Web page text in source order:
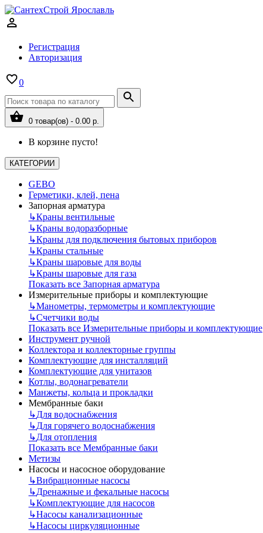
Регистрация
Авторизация
0
0 товар(ов) - 0.00 р.
В корзине пусто!
КАТЕГОРИИ
GEBO
Герметики, клей, пена
Запорная арматура
↳Краны вентильные
↳Краны водоразборные
↳Краны для подключения бытовых приборов
↳Краны стальные
↳Краны шаровые для воды
↳Краны шаровые для газа
Показать все Запорная арматура
Измерительные приборы и комплектующие
↳Манометры, термометры и комплектующие
↳Счетчики воды
Показать все Измерительные приборы и комплектующие
Инструмент ручной
Коллектора и коллекторные группы
Комплектующие для инсталляций
Комплектующие для унитазов
Котлы, водонагреватели
Манжеты, кольца и прокладки
Мембранные баки
↳Для водоснабжения
↳Для горячего водоснабжения
↳Для отопления
Показать все Мембранные баки
Метизы
Насосы и насосное оборудование
↳Вибрационные насосы
↳Дренажные и фекальные насосы
↳Комплектующие для насосов
↳Насосы канализационные
↳Насосы циркуляционные